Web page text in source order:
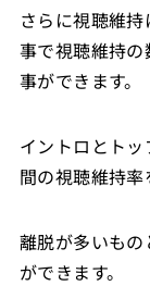
さらに視聴維
事で視聴維持
事ができます。
イントロとト
間の視聴維持率
離脱が多いも
ができます。